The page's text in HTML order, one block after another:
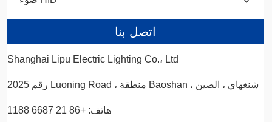
اتصل بنا
Shanghai Lipu Electric Lighting Co.، Ltd
رقم 2025 Luoning Road ، منطقة Baoshan ، شنغهاي ، الصين
هاتف: +86 21 6687 1188